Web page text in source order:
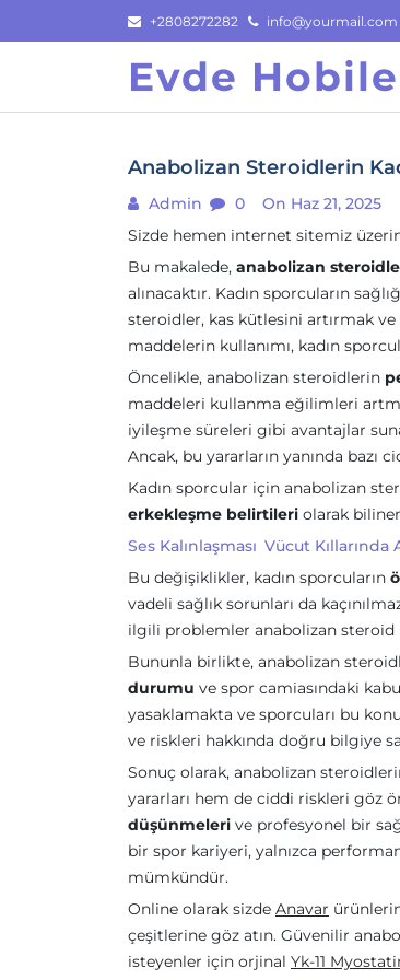
to
+2808272282 info@yourmail.com
Evde
Anabolizan Steroidlerin
Admin 0
On Haz 21, 2025
Sizde hemen internet sitemiz
Bu makalede, anabolizan
alınacaktır. Kadın sporcuların
steroidler, kas kütlesini artırmak
maddelerin kullanımı, kadın
Öncelikle, anabolizan steroidlerin
maddeleri kullanma eğilimleri
iyileşme süreleri gibi avantajlar
Ancak, bu yararların yanında bazı
Kadın sporcular için anabolizan
erkekleşme belirtileri olarak
Ses Kalınlaşması Vücut Kıllarında
Bu değişiklikler, kadın sporcuların
vadeli sağlık sorunları da
ilgili problemler anabolizan steroid
Bununla birlikte, anabolizan
durumu ve spor camiasındaki
yasaklamakta ve sporcuları bu
ve riskleri hakkında doğru bilgiye
Sonuç olarak, anabolizan
yararları hem de ciddi riskleri göz
düşünmeleri ve profesyonel bir
bir spor kariyeri, yalnızca
mümkündür.
Online olarak sizde Anavar
çeşitlerine göz atın. Güvenilir
isteyenler için orjinal Yk-11